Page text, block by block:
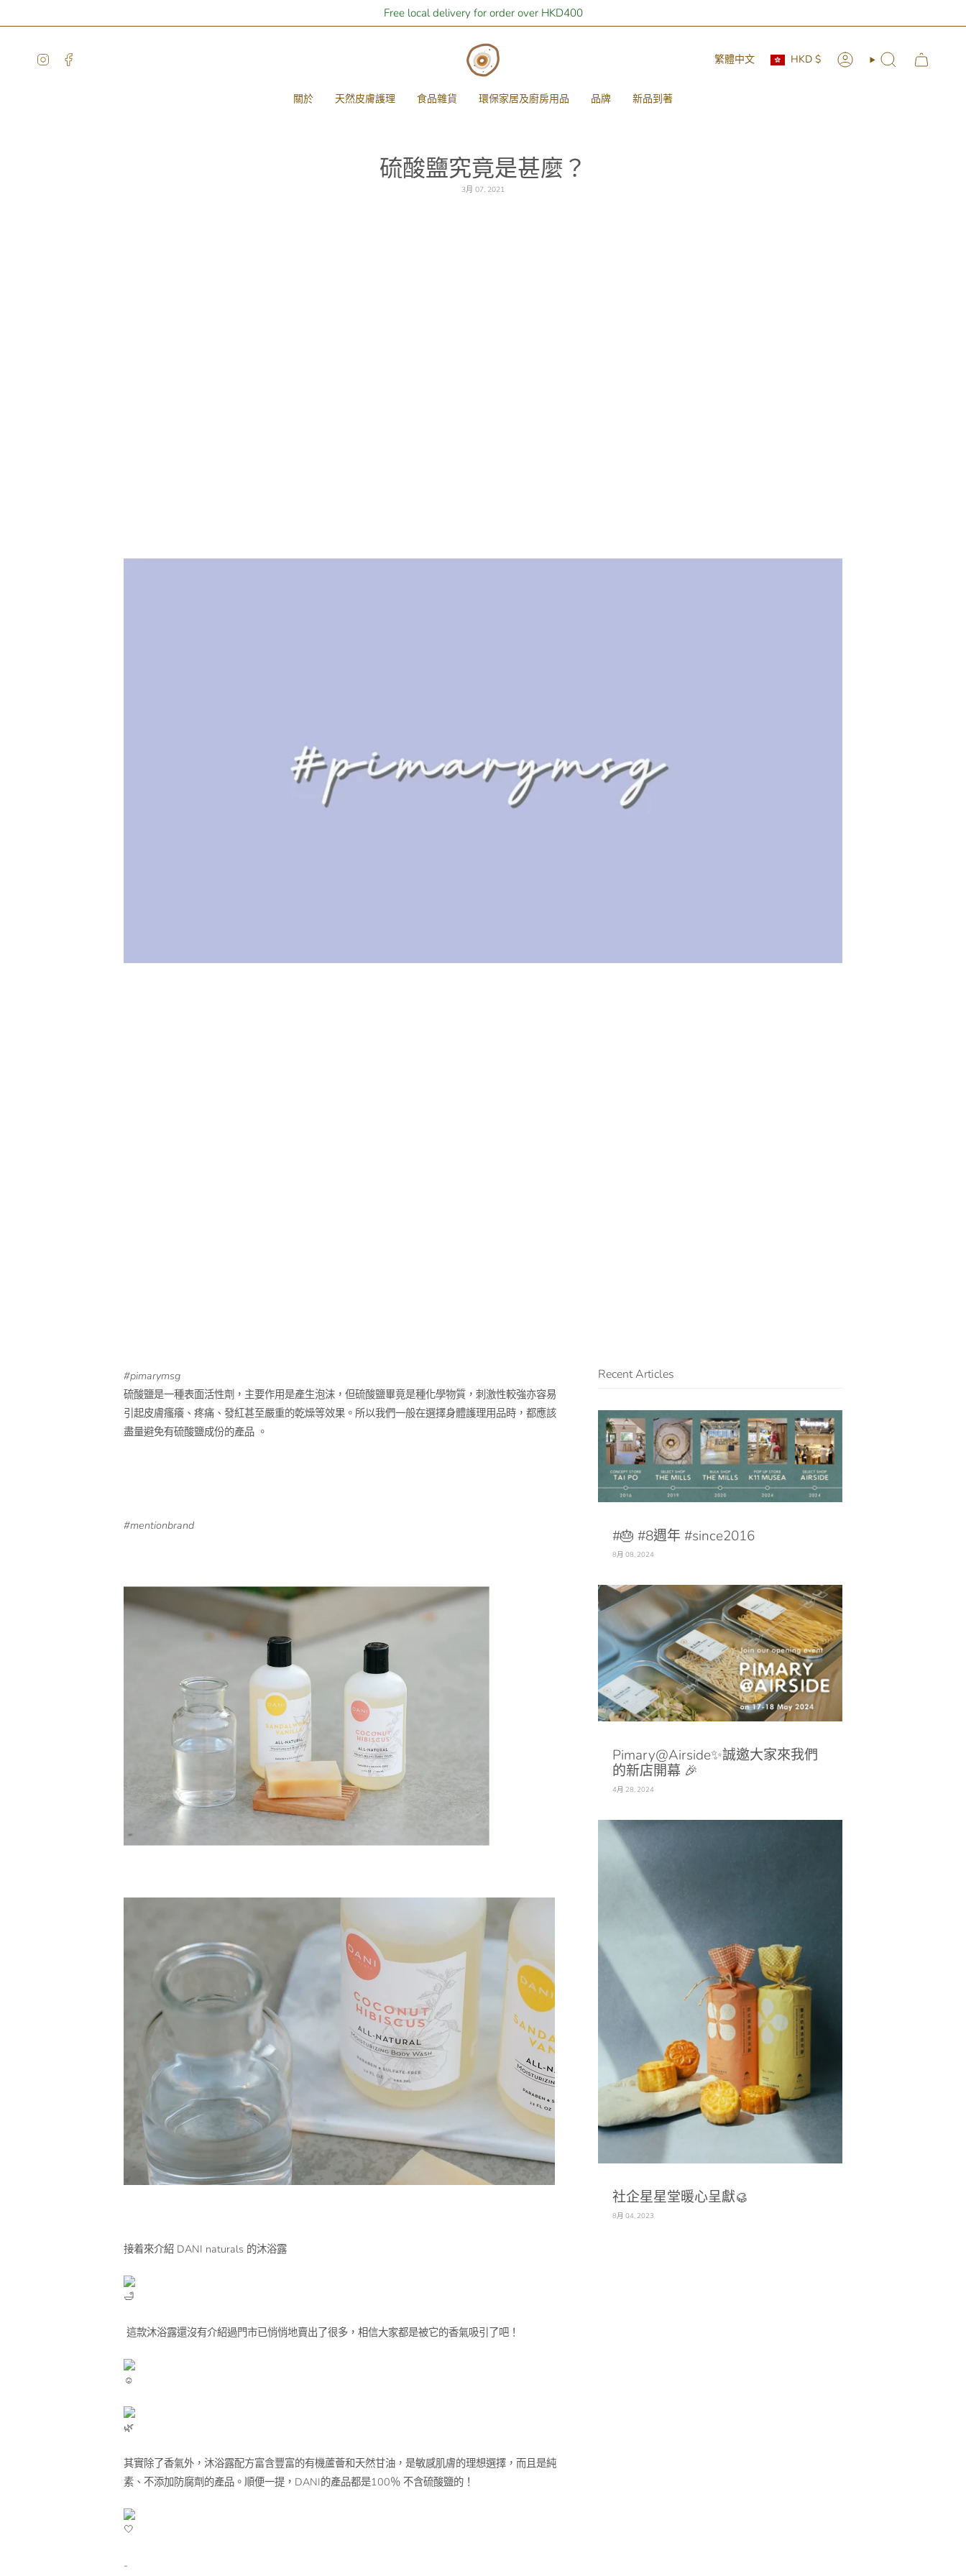
Free local delivery for order over HKD400
Instagram Language
繁體中文 Currency
HKD $ Account Search
關於 天然皮膚護理 食品雜貨 環保家居及廚房用品 品牌 新品到著
硫酸鹽究竟是甚麼？
3月 07, 2021
#pimarymsg
硫酸鹽是一種表面活性劑，主要作用是產生泡沫，但硫酸鹽畢竟是種化學物質，刺激性較強亦容易
引起皮膚瘙癢、疼痛、發紅甚至嚴重的乾燥等效果。所以我們一般在選擇身體護理用品時，都應該
盡量避免有硫酸鹽成份的產品 。
#mentionbrand
接着來介紹 DANI naturals 的沐浴露
這款沐浴露還沒有介紹過門市已悄悄地賣出了很多，相信大家都是被它的香氣吸引了吧！
其實除了香氣外，沐浴露配方富含豐富的有機蘆薈和天然甘油，是敏感肌膚的理想選擇，而且是純
素、不添加防腐劑的產品。順便一提，DANI的產品都是100％ 不含硫酸鹽的！
-
Recent Articles
#🎂 #8週年 #since2016
8月 08, 2024
Pimary@Airside✨誠邀大家來我們
的新店開幕 🎉
4月 28, 2024
社企星星堂暖心呈獻🥮
8月 04, 2023